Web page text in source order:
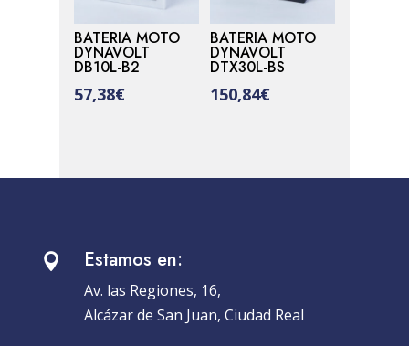
BATERIA MOTO
DYNAVOLT
DB10L-B2
57,38€
BATERIA MOTO
DYNAVOLT
DTX30L-BS
150,84€
 Estamos en:
Av. las Regiones, 16,
Alcázar de San Juan, Ciudad Real